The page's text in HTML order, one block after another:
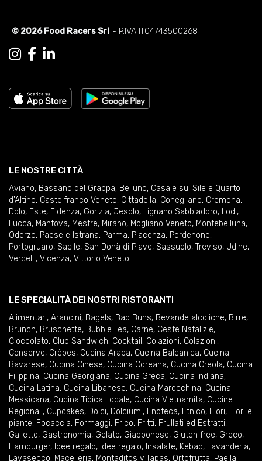
© 2026 Food Racers Srl - P.IVA IT04743500268
LE NOSTRE CITTÀ
Aviano, Bassano del Grappa, Belluno, Casale sul Sile e Quarto
d'Altino, Castelfranco Veneto, Cittadella, Conegliano, Cremona,
Dolo, Este, Fidenza, Gorizia, Jesolo, Lignano Sabbiadoro, Lodi,
Lucca, Mantova, Mestre, Mirano, Mogliano Veneto, Montebelluna,
Oderzo, Paese e Istrana, Parma, Piacenza, Pordenone,
Portogruaro, Sacile, San Donà di Piave, Sassuolo, Treviso, Udine,
Vercelli, Vicenza, Vittorio Veneto
LE SPECIALITÀ DEI NOSTRI RISTORANTI
Alimentari, Arancini, Bagels, Bao Buns, Bevande alcoliche, Birre,
Brunch, Bruschette, Bubble Tea, Carne, Ceste Natalizie,
Cioccolato, Club Sandwich, Cocktail , Colazioni, Colazioni,
Conserve, Crêpes, Cucina Araba, Cucina Balcanica, Cucina
Bavarese, Cucina Cinese, Cucina Coreana, Cucina Creola, Cucina
Filippina, Cucina Georgiana, Cucina Greca, Cucina Indiana,
Cucina Latina, Cucina Libanese, Cucina Marocchina, Cucina
Messicana, Cucina Tipica Locale, Cucina Vietnamita, Cucine
Regionali, Cupcakes, Dolci, Dolciumi, Enoteca, Etnico, Fiori, Fiori e
piante, Focaccia, Formaggi, Frico, Fritti, Frullati ed Estratti,
Galletto, Gastronomia, Gelato, Giapponese, Gluten free, Greco,
Hamburger, Idee regalo, Idee regalo, Insalate, Kebab, Lavanderia,
Lavasecco, Macelleria, Montaditos y Tapas, Ortofrutta, Paella,